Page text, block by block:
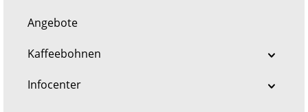
Angebote
Kaffeebohnen
Infocenter